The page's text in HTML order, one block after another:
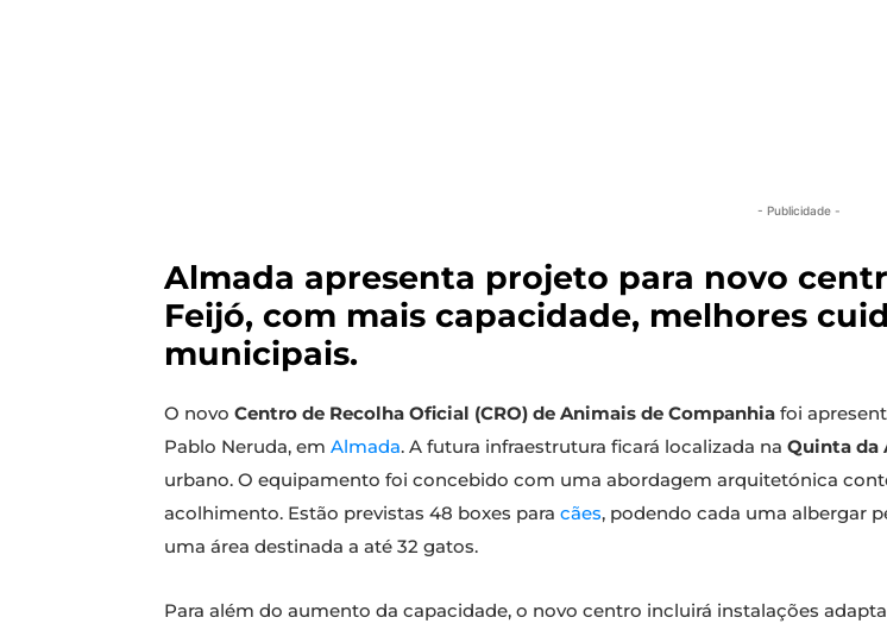
- Publicidade -
Almada apresenta projeto para novo
Feijó, com mais capacidade, melhores
municipais.
O novo Centro de Recolha Oficial (CRO) de Animais de Companhia foi
Pablo Neruda, em Almada. A futura infraestrutura ficará localizada na Quinta da
urbano. O equipamento foi concebido com uma abordagem arquitetónica
acolhimento. Estão previstas 48 boxes para cães, podendo cada uma albergar
uma área destinada a até 32 gatos.
Para além do aumento da capacidade, o novo centro incluirá instalações